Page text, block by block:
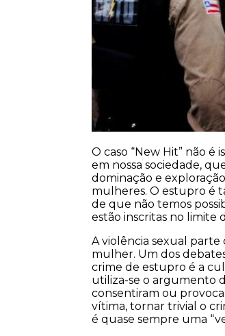
O caso “New Hit” não é
em nossa sociedade,
dominação e
mulheres. O estupro é
de que não temos
estão inscritas no limite
A violência sexual
mulher. Um dos
crime de estupro é a
utiliza-se o argumento
consentiram ou
vítima, tornar trivial o
é quase sempre uma